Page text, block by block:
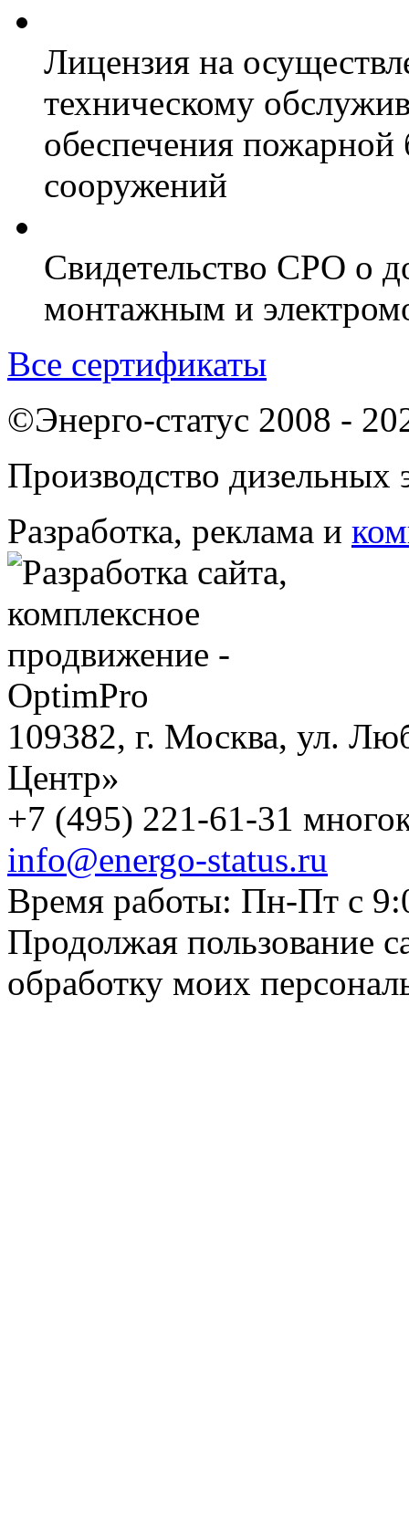
Лицензия на
техническому
обеспечения пожарной
сооружений
Свидетельство СРО о
монтажным и
Все сертификаты
©Энерго-статус 2008 -
Производство дизельных
Разработка, реклама и
109382, г. Москва, ул.
Центр»
+7 (495) 221-61-31
info@energo-status.ru
Время работы: Пн-Пт с
Продолжая пользование
обработку моих